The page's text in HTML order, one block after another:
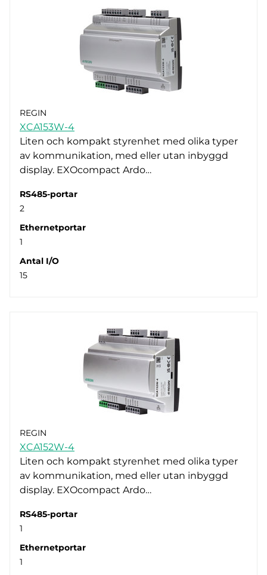
REGIN
XCA153W-4
Liten och kompakt styrenhet med olika typer
av kommunikation, med eller utan inbyggd
display. EXOcompact Ardo…
RS485-portar
2
Ethernetportar
1
Antal I/O
15
REGIN
XCA152W-4
Liten och kompakt styrenhet med olika typer
av kommunikation, med eller utan inbyggd
display. EXOcompact Ardo…
RS485-portar
1
Ethernetportar
1